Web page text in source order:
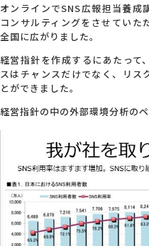
お問い合わせ
オンラインでSNS広報担当養成
コンサルティングをさせていた
全国に広がりました。
経営指針を作成するにあたって
スはチャンスだけでなく、リス
とができました。
経営指針の中の外部環境分析のペ